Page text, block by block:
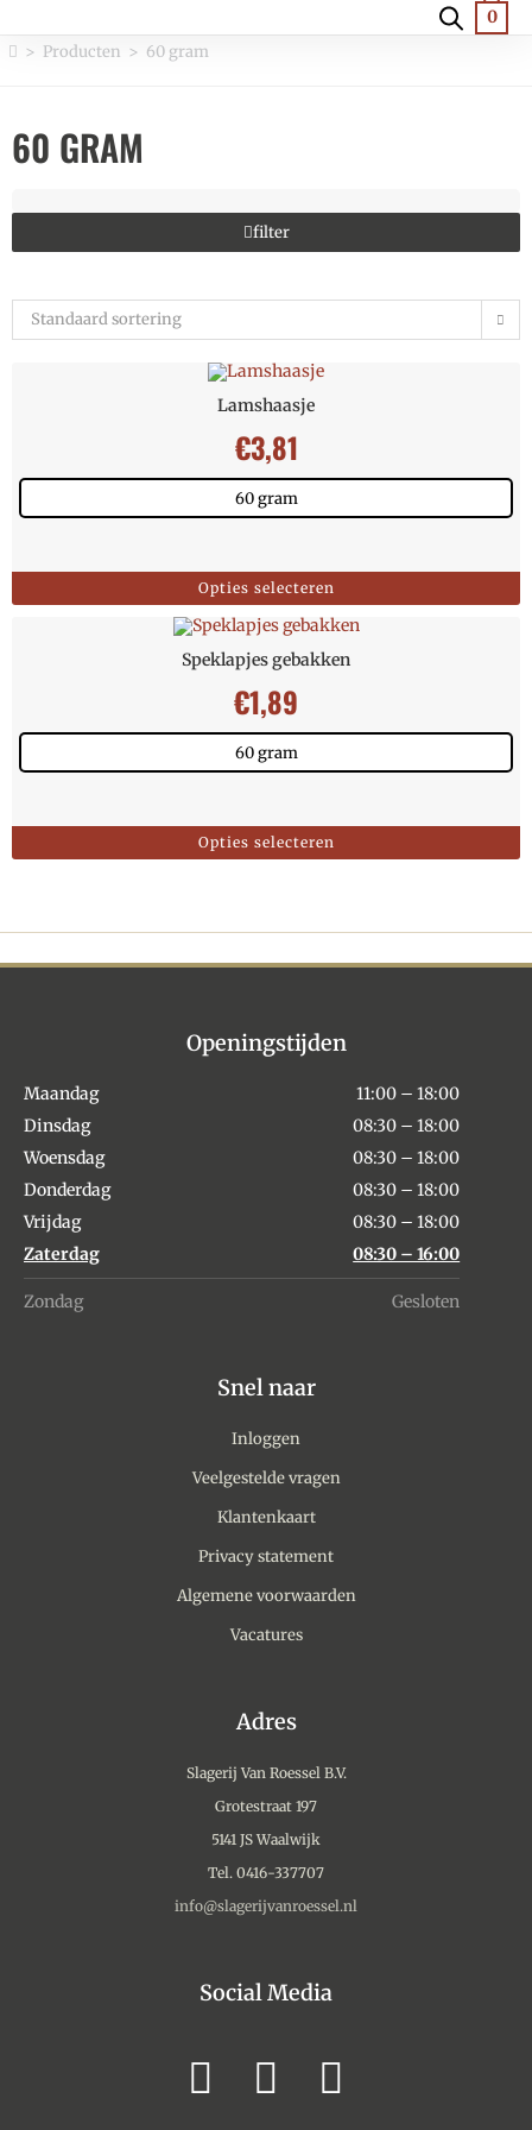
0
> Producten > 60 gram
60 GRAM
filter
Standaard sortering
Lamshaasje
€3,81
60 gram
Opties selecteren
Speklapjes gebakken
€1,89
60 gram
Opties selecteren
Openingstijden
Maandag
11:00 – 18:00
Dinsdag
08:30 – 18:00
Woensdag
08:30 – 18:00
Donderdag
08:30 – 18:00
Vrijdag
08:30 – 18:00
Zaterdag
08:30 – 16:00
Zondag Gesloten
Snel naar
Inloggen
Veelgestelde vragen
Klantenkaart
Privacy statement
Algemene voorwaarden
Vacatures
Adres
Slagerij Van Roessel B.V.
Grotestraat 197
5141 JS Waalwijk
Tel. 0416-337707
info@slagerijvanroessel.nl
Social Media